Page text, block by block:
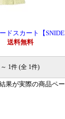
ドスカート【
送料無料
1件 (全 1件)
が実際の商品ペ